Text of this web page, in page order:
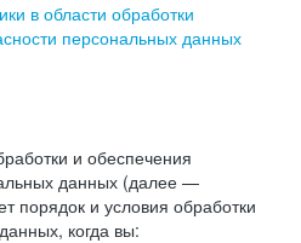
в области обработки
персональных данных
и обеспечения
данных (далее —
порядок и условия обработки
когда вы: